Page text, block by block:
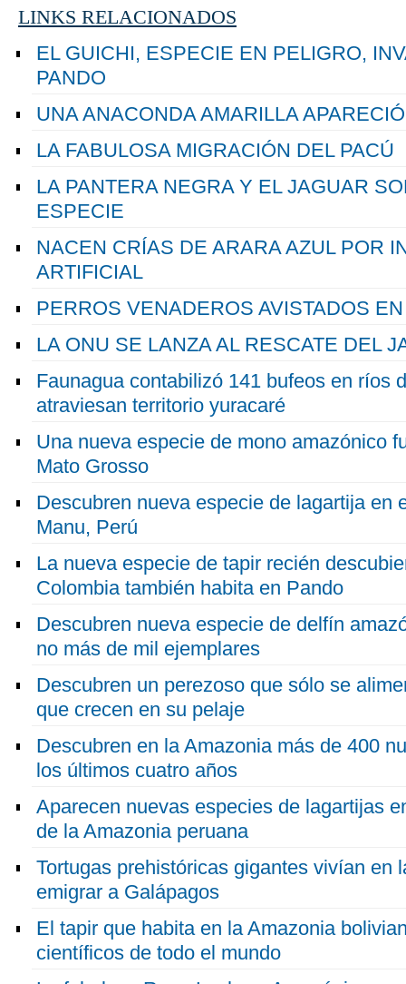
LINKS RELACIONADOS
EL GUICHI, ESPECIE EN PELIGRO,
PANDO
UNA ANACONDA AMARILLA
LA FABULOSA MIGRACIÓN DEL PACÚ
LA PANTERA NEGRA Y EL JAGUAR
ESPECIE
NACEN CRÍAS DE ARARA AZUL POR
ARTIFICIAL
PERROS VENADEROS AVISTADOS
LA ONU SE LANZA AL RESCATE DEL
Faunagua contabilizó 141 bufeos en ríos
atraviesan territorio yuracaré
Una nueva especie de mono amazónico
Mato Grosso
Descubren nueva especie de lagartija en
Manu, Perú
La nueva especie de tapir recién
Colombia también habita en Pando
Descubren nueva especie de delfín
no más de mil ejemplares
Descubren un perezoso que sólo se
que crecen en su pelaje
Descubren en la Amazonia más de 400
los últimos cuatro años
Aparecen nuevas especies de lagartijas
de la Amazonia peruana
Tortugas prehistóricas gigantes vivían en
emigrar a Galápagos
El tapir que habita en la Amazonia
científicos de todo el mundo